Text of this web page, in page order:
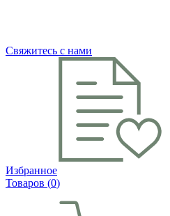
Свяжитесь с нами
Избранное
Товаров (0)